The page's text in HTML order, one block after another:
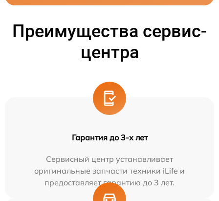
Преимущества сервис-
центра
Гарантия до 3-х лет
Сервисный центр устанавливает
оригинальные запчасти техники iLife и
предоставляет гарантию до 3 лет.